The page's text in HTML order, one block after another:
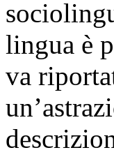
lingua è
va